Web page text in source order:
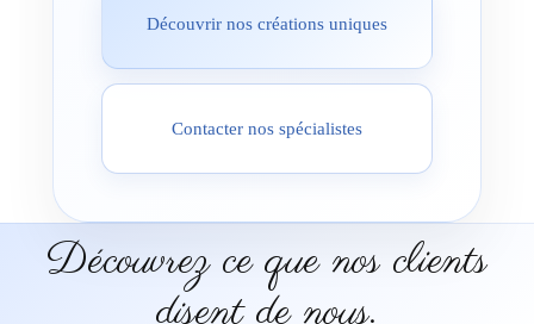
Découvrir nos créations uniques
Contacter nos spécialistes
Découvrez ce que nos clients